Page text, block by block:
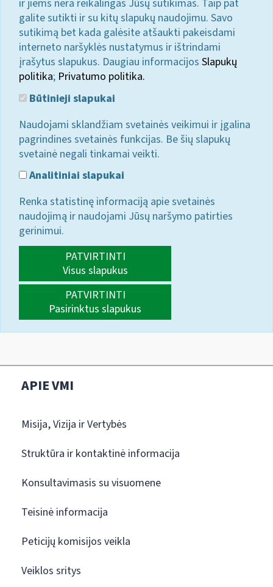
ir jiems nėra reikalingas Jūsų sutikimas. Taip pat
galite sutikti ir su kitų slapukų naudojimu. Savo
sutikimą bet kada galėsite atšaukti pakeisdami
interneto naršyklės nustatymus ir ištrindami
įrašytus slapukus. Daugiau informacijos Slapukų
politika; Privatumo politika.
Būtinieji slapukai
Naudojami sklandžiam svetainės veikimui ir įgalina
pagrindines svetainės funkcijas. Be šių slapukų
svetainė negali tinkamai veikti.
Analitiniai slapukai
Renka statistinę informaciją apie svetainės
naudojimą ir naudojami Jūsų naršymo patirties
gerinimui.
PATVIRTINTI
Visus slapukus
PATVIRTINTI
Pasirinktus slapukus
APIE VMI
Misija, Vizija ir Vertybės
Struktūra ir kontaktinė informacija
Konsultavimasis su visuomene
Teisinė informacija
Peticijų komisijos veikla
Veiklos sritys